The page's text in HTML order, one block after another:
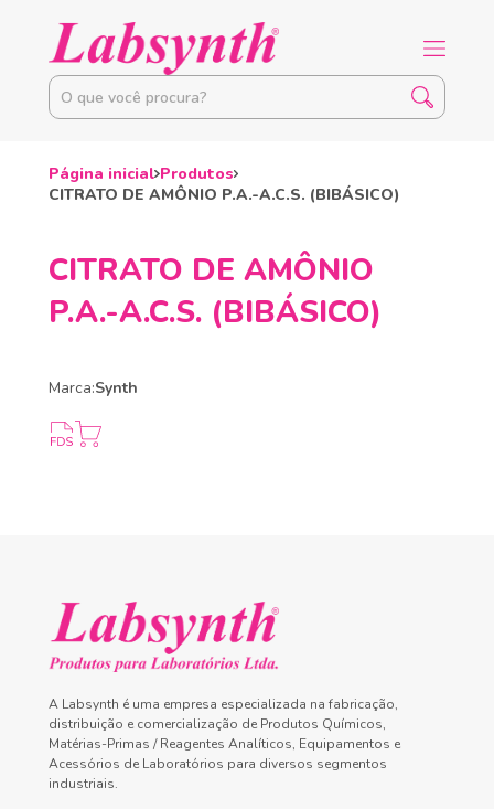
Página inicial Produtos
CITRATO DE AMÔNIO P.A.-A.C.S. (BIBÁSICO)
CITRATO DE AMÔNIO
P.A.-A.C.S. (BIBÁSICO)
Marca:Synth
A Labsynth é uma empresa especializada na fabricação,
distribuição e comercialização de Produtos Químicos,
Matérias-Primas / Reagentes Analíticos, Equipamentos e
Acessórios de Laboratórios para diversos segmentos
industriais.